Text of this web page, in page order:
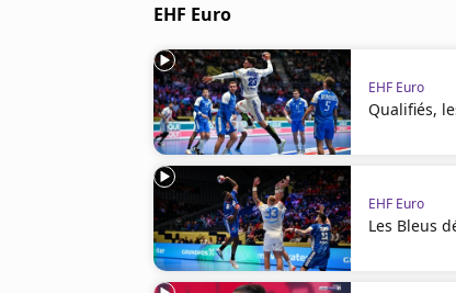
EHF Euro
EHF Euro
Qualifiés,
EHF Euro
Les Bleus